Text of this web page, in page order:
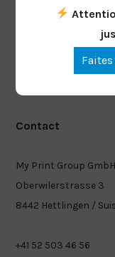
Contact
My Print Group GmbH
Oberwilerstrasse 3
8442 Hettlingen /
+41 52 503 46 56